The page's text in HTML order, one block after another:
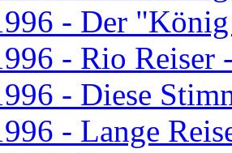
- Der
- Rio Reiser
- Diese
- Lange